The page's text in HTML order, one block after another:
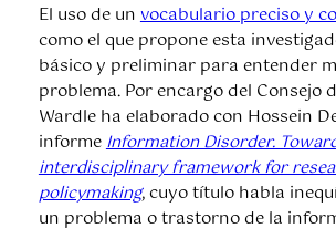
El uso de unvocabulario preciso y
como el que propone esta
básico y preliminar para entender
problema. Por encargo del Consejo
Wardle ha elaborado con Hossein
informeInformation Disorder.
interdisciplinary framework for
policymaking, cuyo título habla
un problema o trastorno de la